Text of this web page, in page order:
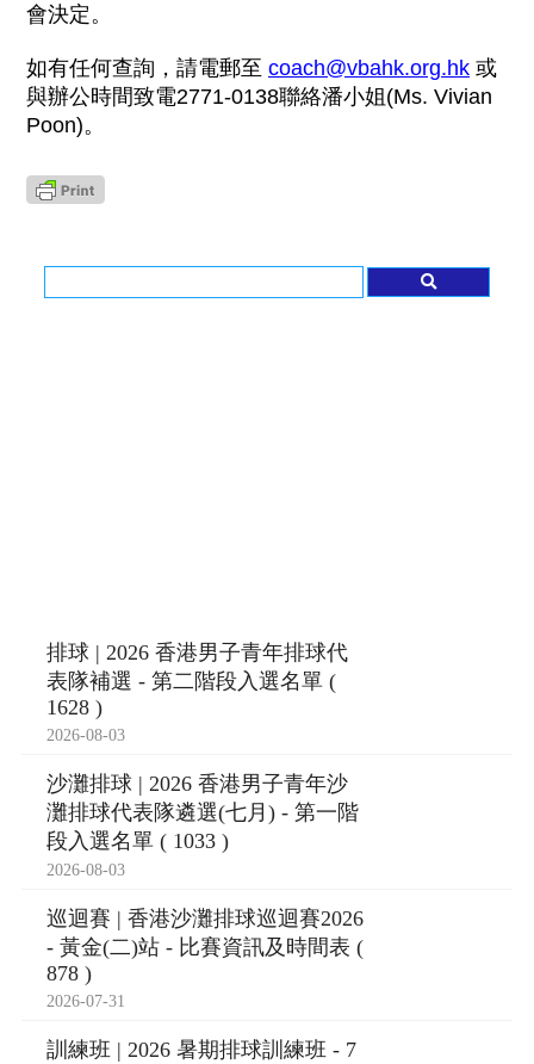
會決定。
如有任何查詢，請電郵至 coach@vbahk.org.hk 或
與辦公時間致電2771-0138聯絡潘小姐 (Ms. Vivian
Poon)。
排球 | 2026 香港男子青年排球代
表隊補選 - 第二階段入選名單 (
1628 )
2026-08-03
沙灘排球 | 2026 香港男子青年沙
灘排球代表隊遴選(七月) - 第一階
段入選名單 ( 1033 )
2026-08-03
巡迴賽 | 香港沙灘排球巡迴賽2026
- 黃金(二)站 - 比賽資訊及時間表 (
878 )
2026-07-31
訓練班 | 2026 暑期排球訓練班 - 7